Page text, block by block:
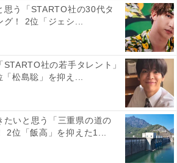
）、「甲子園出場の古豪のイメー
京都）、「偏差値は高めなので優秀
」（40代女性／広島県）などの声が
ママです
なかこ プロフィール
出身のフリーランスエディター。編
思う「STARTO社の30代タ
グ！ 2位「ジェシ...
社の若手タレント」
松島聡」を抑え...
たいと思う「三重県の道の
2位「飯高」を抑えた1...